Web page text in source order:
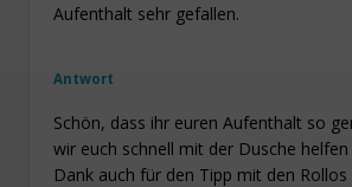
Aufenthalt sehr gefallen.
Antwort
Schön, dass ihr euren Aufenthalt so
wir euch schnell mit der Dusche
Dank auch für den Tipp mit den Rollos